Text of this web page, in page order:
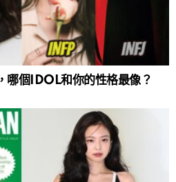
哪個IDOL和你的性格最像？